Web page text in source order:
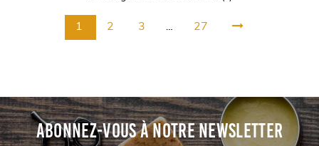
1 2 3 … 27
ABONNEZ-VOUS À NOTRE NEWSLETTER